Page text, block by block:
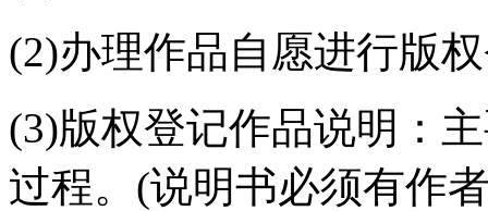
(2)办理作品自愿进行版
(3)版权登记作品说明：
过程。(说明书必须有作